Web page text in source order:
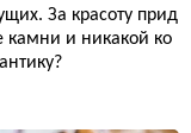
За красоту прид
камни и никакой ко